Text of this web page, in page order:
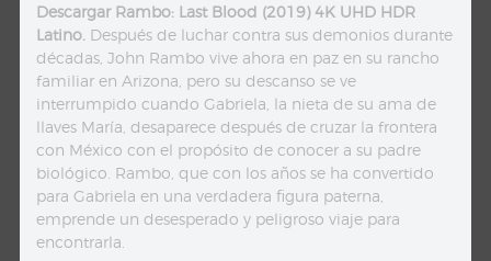
Descargar Rambo: Last Blood (2019) 4K UHD HDR
Latino. Después de luchar contra sus demonios durante
décadas, John Rambo vive ahora en paz en su rancho
familiar en Arizona, pero su descanso se ve
interrumpido cuando Gabriela, la nieta de su ama de
llaves María, desaparece después de cruzar la frontera
con México con el propósito de conocer a su padre
biológico. Rambo, que con los años se ha convertido
para Gabriela en una verdadera figura paterna,
emprende un desesperado y peligroso viaje para
encontrarla.